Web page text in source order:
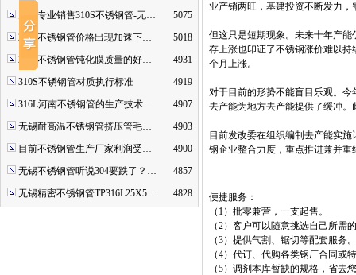
无锡专业销售310S不锈钢管-无…
5075
2507不锈钢管价格出现加速下…
5018
2520不锈钢管钝化膜质量的好…
4931
310S不锈钢管材质执行标准
4919
316L河南不锈钢管的生产技术…
4907
无锡耐高温不锈钢管挤压管毛…
4903
目前不锈钢管生产厂家利润受…
4900
无锡不锈钢管听说304要跌了？…
4857
无锡精密不锈钢管TP316L25X5…
4828
业产销两旺，基建投资不断发力，
但这只是短期现象。未来十年产
存上涨也印证了不锈钢涨价难以
个月上涨。
对于目前的形势不能盲目乐观。
去产能为地方去产能提供了缓冲
目前发改委在组织编制去产能实
钢企业整合力度，重点推进兼并重
便捷服务：
（1）批零兼营，一支起售。
（2）客户可以随意挑选自己所需
（3）提供气割、锯切等配套服务
（4）代订、代购各类钢厂合同或
（5）调剂本库暂缺的规格，省去